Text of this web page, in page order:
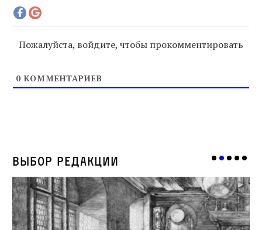
Пожалуйста, войдите, чтобы прокомментировать
0 КОММЕНТАРИЕВ
Выбор редакции